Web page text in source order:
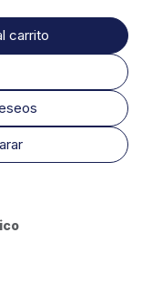
carrito